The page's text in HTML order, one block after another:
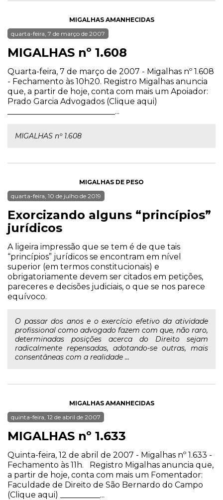
MIGALHAS AMANHECIDAS
quarta-feira, 7 de março de 2007
MIGALHAS nº 1.608
Quarta-feira, 7 de março de 2007 - Migalhas nº 1.608
- Fechamento às 10h20. Registro Migalhas anuncia
que, a partir de hoje, conta com mais um Apoiador:
Prado Garcia Advogados (Clique aqui)
___________________________...
MIGALHAS nº 1.608
MIGALHAS DE PESO
quarta-feira, 10 de julho de 2019
Exorcizando alguns “princípios”
jurídicos
A ligeira impressão que se tem é de que tais
“princípios” jurídicos se encontram em nível
superior (em termos constitucionais) e
obrigatoriamente devem ser citados em petições,
pareceres e decisões judiciais, o que se nos parece
equívoco.
O passar dos anos e o exercício efetivo da atividade
profissional como advogado fazem com que, não raro,
determinadas posições acerca do Direito sejam
radicalmente repensadas, adotando-se outras, mais
consentâneas com a realidade ...
MIGALHAS AMANHECIDAS
quinta-feira, 12 de abril de 2007
MIGALHAS nº 1.633
Quinta-feira, 12 de abril de 2007 - Migalhas nº 1.633 -
Fechamento às 11h. Registro Migalhas anuncia que,
a partir de hoje, conta com mais um Fomentador:
Faculdade de Direito de São Bernardo do Campo
(Clique aqui) __________...